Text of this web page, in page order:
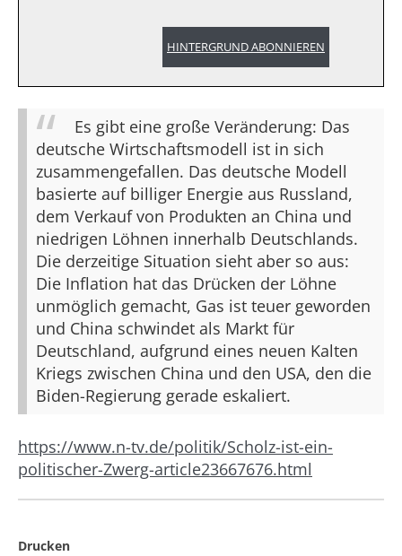
HINTERGRUND ABONNIEREN
Es gibt eine große Veränderung: Das
deutsche Wirtschaftsmodell ist in sich
zusammengefallen. Das deutsche Modell
basierte auf billiger Energie aus Russland,
dem Verkauf von Produkten an China und
niedrigen Löhnen innerhalb Deutschlands.
Die derzeitige Situation sieht aber so aus:
Die Inflation hat das Drücken der Löhne
unmöglich gemacht, Gas ist teuer geworden
und China schwindet als Markt für
Deutschland, aufgrund eines neuen Kalten
Kriegs zwischen China und den USA, den die
Biden-Regierung gerade eskaliert.
https://www.n-tv.de/politik/Scholz-ist-ein-
politischer-Zwerg-article23667676.html
Drucken